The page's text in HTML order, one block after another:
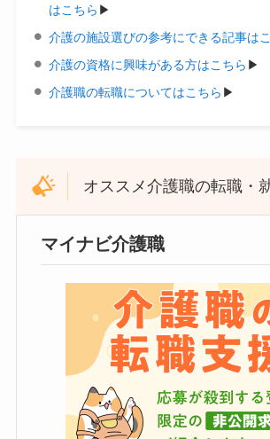
はこちら ▶︎
介護の施設選びの参考にできる記事は
介護の資格に興味がある方はこちら ▶︎
介護職の転職についてはこちら ▶︎
オススメ介護職の転職・
マイナビ介護職